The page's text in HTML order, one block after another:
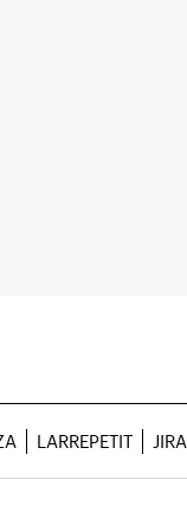
LARREPETIT JIRA